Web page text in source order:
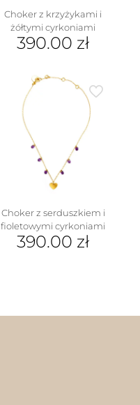
Choker z krzyżykami i
żółtymi cyrkoniami
390.00 zł
Choker z serduszkiem i
fioletowymi cyrkoniami
390.00 zł